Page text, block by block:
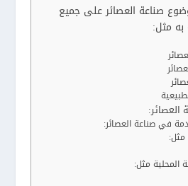
صناعة العصائر على جميع
به مثل:
في صناعة العصائر:
مثل:
المحلية مثل: